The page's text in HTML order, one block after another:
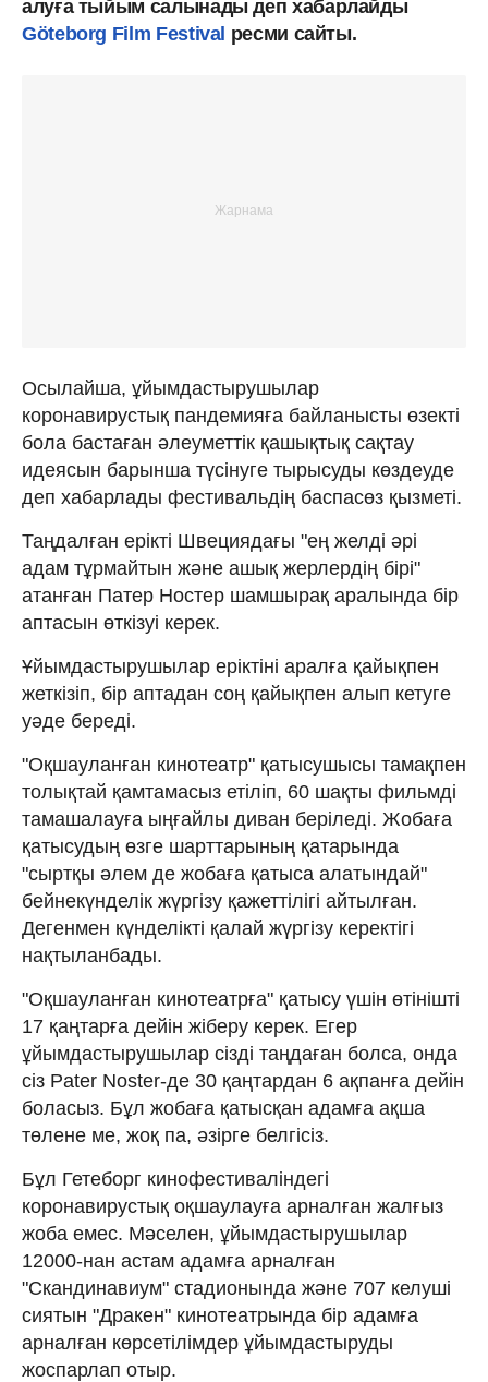
алуға тыйым салынады деп хабарлайды
Göteborg Film Festival ресми сайты.
Осылайша, ұйымдастырушылар
коронавирустық пандемияға байланысты өзекті
бола бастаған әлеуметтік қашықтық сақтау
идеясын барынша түсінуге тырысуды көздеуде
деп хабарлады фестивальдің баспасөз қызметі.
Таңдалған ерікті Швециядағы "ең желді әрі
адам тұрмайтын және ашық жерлердің бірі"
атанған Патер Ностер шамшырақ аралында бір
аптасын өткізуі керек.
Ұйымдастырушылар еріктіні аралға қайықпен
жеткізіп, бір аптадан соң қайықпен алып кетуге
уәде береді.
"Оқшауланған кинотеатр" қатысушысы тамақпен
толықтай қамтамасыз етіліп, 60 шақты фильмді
тамашалауға ыңғайлы диван беріледі. Жобаға
қатысудың өзге шарттарының қатарында
"сыртқы әлем де жобаға қатыса алатындай"
бейнекүнделік жүргізу қажеттілігі айтылған.
Дегенмен күнделікті қалай жүргізу керектігі
нақтыланбады.
"Оқшауланған кинотеатрға" қатысу үшін өтінішті
17 қаңтарға дейін жіберу керек. Егер
ұйымдастырушылар сізді таңдаған болса, онда
сіз Pater Noster-де 30 қаңтардан 6 ақпанға дейін
боласыз. Бұл жобаға қатысқан адамға ақша
төлене ме, жоқ па, әзірге белгісіз.
Бұл Гетеборг кинофестиваліндегі
коронавирустық оқшаулауға арналған жалғыз
жоба емес. Мәселен, ұйымдастырушылар
12000-нан астам адамға арналған
"Скандинавиум" стадионында және 707 келуші
сиятын "Дракен" кинотеатрында бір адамға
арналған көрсетілімдер ұйымдастыруды
жоспарлап отыр.